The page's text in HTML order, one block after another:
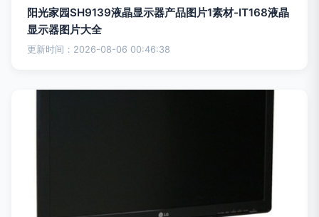
阳光家园SH9139液晶显示器产品图片1素材-IT168液晶
显示器图片大全
更新时间：2026-08-06 00:46:38